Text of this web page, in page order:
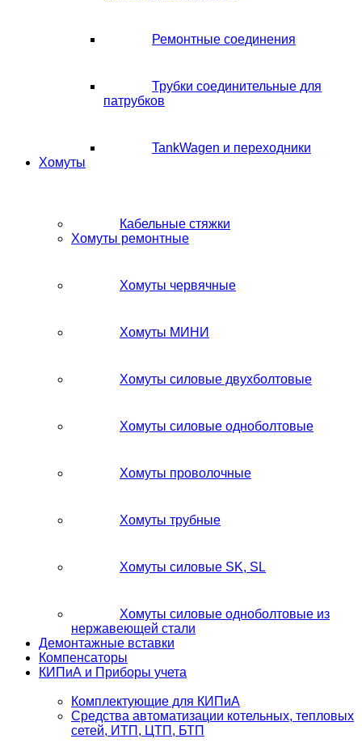
Ремонтные соединения
Трубки соединительные для
патрубков
TankWagen и переходники
Хомуты
Кабельные стяжки
Хомуты ремонтные
Хомуты червячные
Хомуты МИНИ
Хомуты силовые двухболтовые
Хомуты силовые одноболтовые
Хомуты проволочные
Хомуты трубные
Хомуты силовые SK, SL
Хомуты силовые одноболтовые из
нержавеющей стали
Демонтажные вставки
Компенсаторы
КИПиА и Приборы учета
Комплектующие для КИПиА
Средства автоматизации котельных, тепловых
сетей, ИТП, ЦТП, БТП